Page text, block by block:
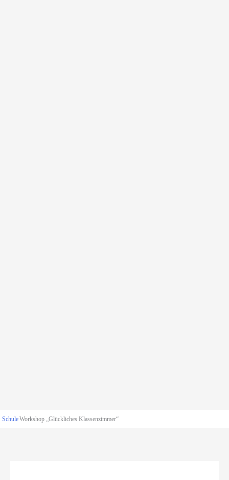
SchuleWorkshop „Glückliches Klassenzimmer“